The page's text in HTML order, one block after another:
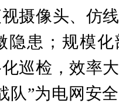
摄像头、仿
隐患；规模
巡检，效率
队”为电网安